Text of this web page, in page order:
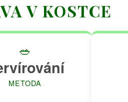
V KOSTCE
🥗
METODA